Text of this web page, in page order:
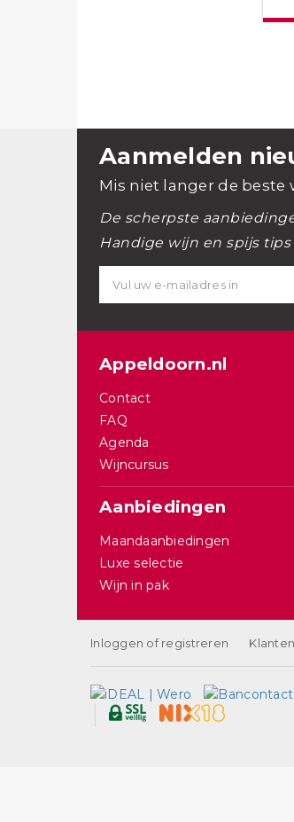
Aanmelden
Mis niet langer de
De scherpste
Handige wijn en spijs tips
Appeldoorn.nl
Contact
FAQ
Agenda
Wijncursus
Aanbiedingen
Maandaanbiedingen
Luxe selectie
Wijn in pak
Inloggen of registreren